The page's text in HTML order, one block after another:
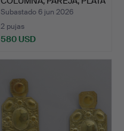
DE LE…
Subastado 6 jun 2026
2 pujas
580 USD